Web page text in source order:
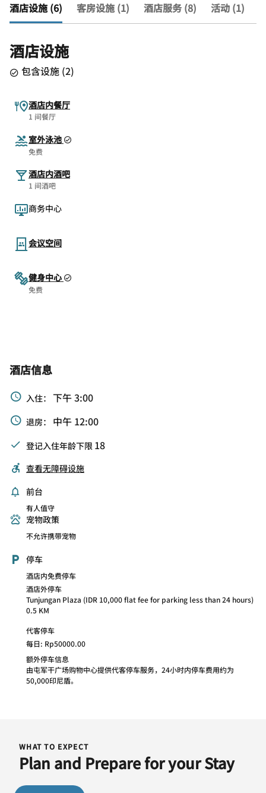
酒店设施 (6) 客房设施 (1) 酒店服务 (8) 活动 (1)
酒店设施
包含设施 (2)
酒店内餐厅
1 间餐厅
室外泳池
免费
酒店内酒吧
1 间酒吧
商务中心
会议空间
健身中心
免费
酒店信息
入住： 下午 3:00
退房： 中午 12:00
登记入住年龄下限 18
查看无障碍设施
前台
有人值守
宠物政策
不允许携带宠物
停车
酒店内免费停车
酒店外停车
Tunjungan Plaza (IDR 10,000 flat fee for parking less than 24 hours)
0.5 KM
代客停车
每日: Rp50000.00
额外停车信息
由屯军干广场购物中心提供代客停车服务，24小时内停车费用约为
50,000印尼盾。
WHAT TO EXPECT
Plan and Prepare for your Stay